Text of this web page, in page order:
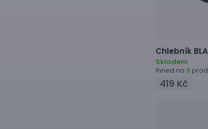
Chlebník
Skladem
Ihned na 9
419 Kč